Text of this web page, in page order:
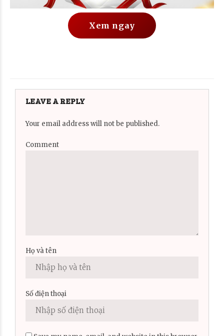
Xem ngay
LEAVE A REPLY
Your email address will not be published.
Comment
Họ và tên
Số điện thoại